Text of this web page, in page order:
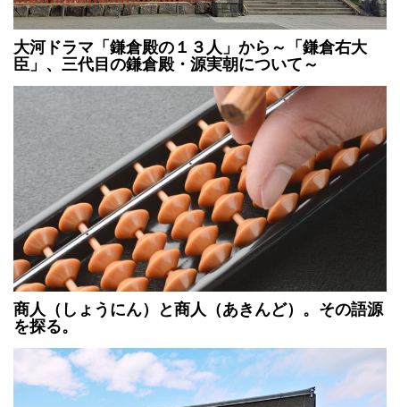
大河ドラマ「鎌倉殿の１３人」から～「鎌倉右大
臣」、三代目の鎌倉殿・源実朝について～
商人（しょうにん）と商人（あきんど）。その語源
を探る。